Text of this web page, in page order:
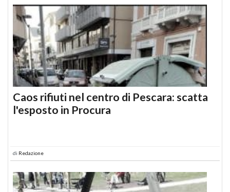
Caos rifiuti nel centro di Pescara: scatta
l'esposto in Procura
di Redazione